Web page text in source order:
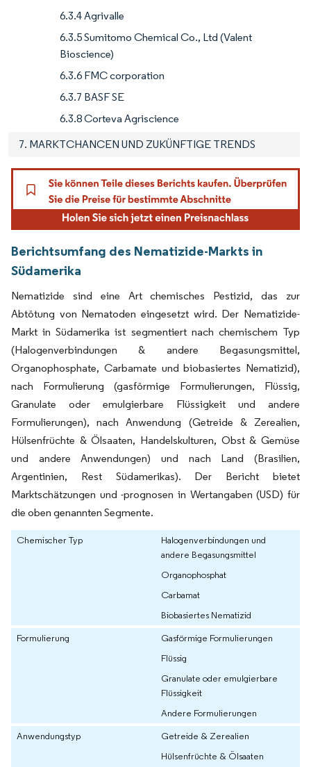
6.3.4 Agrivalle
6.3.5 Sumitomo Chemical Co., Ltd (Valent
Bioscience)
6.3.6 FMC corporation
6.3.7 BASF SE
6.3.8 Corteva Agriscience
7. MARKTCHANCEN UND ZUKÜNFTIGE TRENDS
Berichtsumfang des Nematizide-Markts in
Südamerika
Nematizide sind eine Art chemisches Pestizid, das zur
Abtötung von Nematoden eingesetzt wird. Der Nematizide-
Markt in Südamerika ist segmentiert nach chemischem Typ
(Halogenverbindungen & andere Begasungsmittel,
Organophosphate, Carbamate und biobasiertes Nematizid),
nach Formulierung (gasförmige Formulierungen, Flüssig,
Granulate oder emulgierbare Flüssigkeit und andere
Formulierungen), nach Anwendung (Getreide & Zerealien,
Hülsenfrüchte & Ölsaaten, Handelskulturen, Obst & Gemüse
und andere Anwendungen) und nach Land (Brasilien,
Argentinien, Rest Südamerikas). Der Bericht bietet
Marktschätzungen und -prognosen in Wertangaben (USD) für
die oben genannten Segmente.
Chemischer Typ
Halogenverbindungen und
andere Begasungsmittel
Organophosphat
Carbamat
Biobasiertes Nematizid
Formulierung
Gasförmige Formulierungen
Flüssig
Granulate oder emulgierbare
Flüssigkeit
Andere Formulierungen
Anwendungstyp
Getreide & Zerealien
Hülsenfrüchte & Ölsaaten